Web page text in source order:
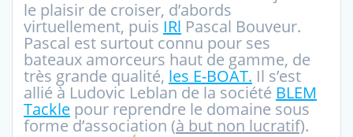
le plaisir de croiser, d’abords
virtuellement, puis IRl Pascal Bouveur.
Pascal est surtout connu pour ses
bateaux amorceurs haut de gamme, de
très grande qualité, les E-BOAT. Il s’est
allié à Ludovic Leblan de la société BLEM
Tackle pour reprendre le domaine sous
forme d’association (à but non lucratif).